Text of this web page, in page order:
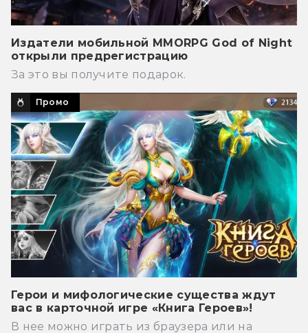
Издатели мобильной MMORPG God of Night
открыли предрегистрацию
За это вы получите подарок.
Промо
Герои и мифологические существа ждут
вас в карточной игре «Книга Героев»!
В нее можно играть из браузера или на